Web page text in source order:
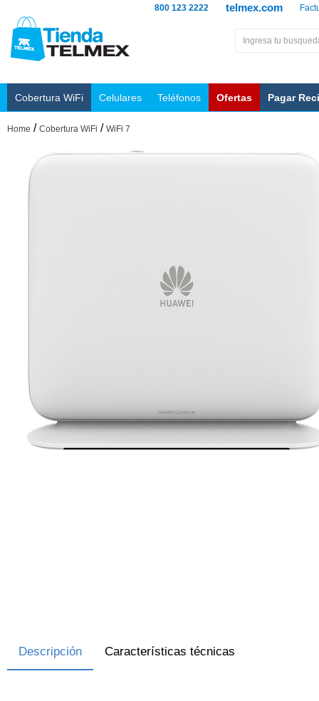
telmex.com
800 123 2222
Cobertura WiFi Celulares Teléfonos Ofertas Pagar
Home / Cobertura WiFi / WiFi 7
Descripción Características técnicas